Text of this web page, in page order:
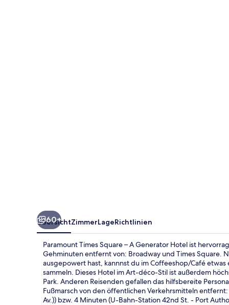
60+
ÜbersichtZimmerLageRichtlinien
Paramount Times Square – A Generator Hotel ist
Gehminuten entfernt von: Broadway und Times Square.
ausgepowert hast, kannnst du im Coffeeshop/Café
sammeln. Dieses Hotel im Art-déco-Stil ist außerdem
Park. Anderen Reisenden gefallen das hilfsbereite
Fußmarsch von den öffentlichen Verkehrsmitteln
Av.)) bzw. 4 Minuten (U-Bahn-Station 42nd St. - Port